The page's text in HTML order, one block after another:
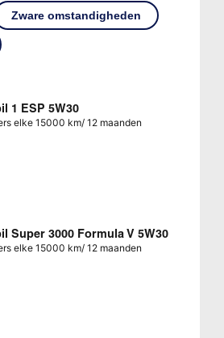
Zware omstandigheden
1 ESP 5W30
elke 15000 km/ 12 maanden
Super 3000 Formula V 5W30
elke 15000 km/ 12 maanden